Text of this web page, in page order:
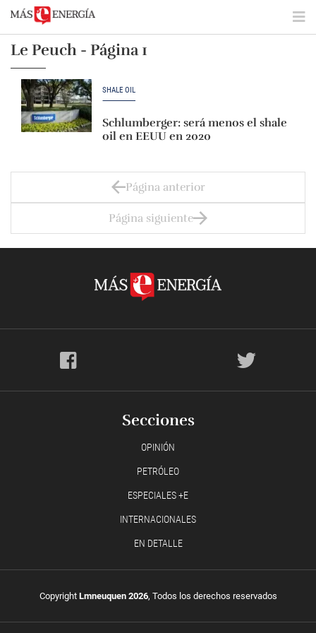
Le Peuch - Página 1
SHALE OIL
Schlumberger: será menos el shale
oil en EEUU en 2020
Página anterior
Página siguiente
Secciones
OPINIÓN
PETRÓLEO
ESPECIALES +E
INTERNACIONALES
EN DETALLE
Copyright Lmneuquen 2026, Todos los derechos reservados